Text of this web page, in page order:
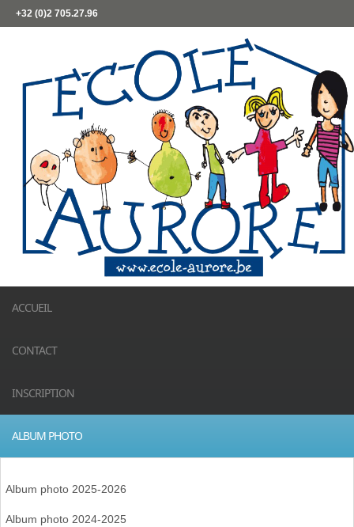
+32 (0)2 705.27.96
ACCUEIL
CONTACT
INSCRIPTION
ALBUM PHOTO
Album photo 2025-2026
Album photo 2024-2025